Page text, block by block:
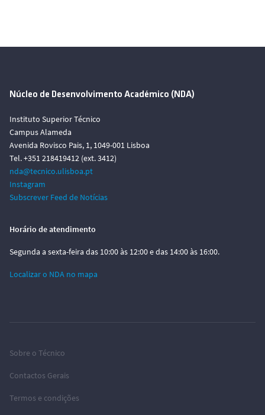
Núcleo de Desenvolvimento Académico (NDA)
Instituto Superior Técnico
Campus Alameda
Avenida Rovisco Pais, 1, 1049-001 Lisboa
Tel. +351 218419412 (ext. 3412)
nda@tecnico.ulisboa.pt
Instagram
Subscrever Feed de Notícias
Horário de atendimento
Segunda a sexta-feira das 10:00 às 12:00 e das 14:00 às 16:00.
Localizar o NDA no mapa
Sobre o Técnico
Contactos Gerais
Termos e condições